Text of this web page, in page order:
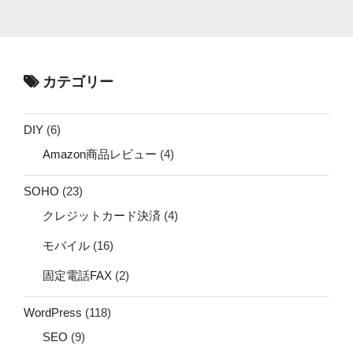
カテゴリー
DIY (6)
Amazon商品レビュー (4)
SOHO (23)
クレジットカード決済 (4)
モバイル (16)
固定電話FAX (2)
WordPress (118)
SEO (9)